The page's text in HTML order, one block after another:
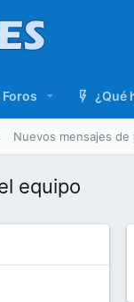
Foros ¿Qué
Nuevos mensajes de
equipo